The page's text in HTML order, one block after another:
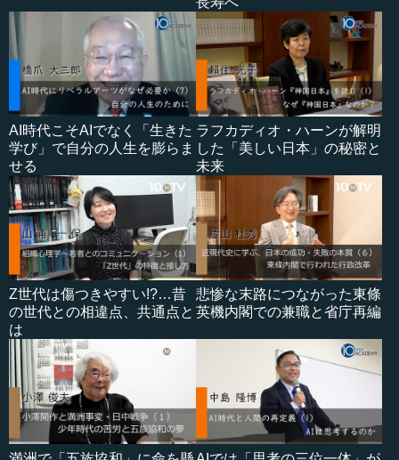
AI時代こそAIでなく「生きた
学び」で自分の人生を膨らま
せる
ラフカディオ・ハーンが解明
した「美しい日本」の秘密と
未来
Z世代は傷つきやすい!?…昔
の世代との相違点、共通点と
は
悲惨な末路につながった東條
英機内閣での兼職と省庁再編